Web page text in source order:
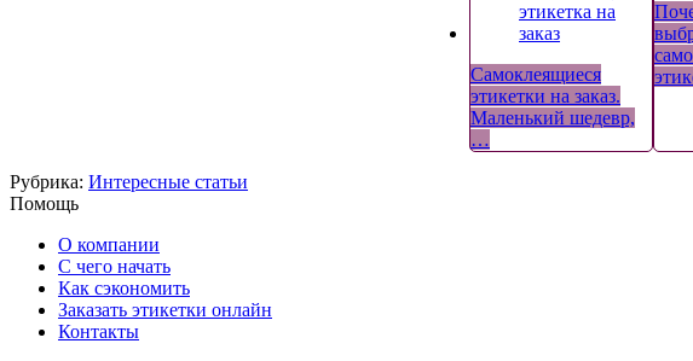
Самоклеящиеся
этикетки на заказ.
Маленький шедевр,
…
Рубрика: Интересные статьи
Помощь
О компании
С чего начать
Как сэкономить
Заказать этикетки онлайн
Контакты